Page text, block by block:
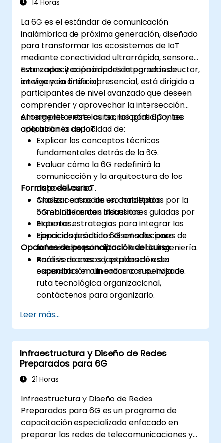
14 Horas
La 6G es el estándar de comunicación
inalámbrica de próxima generación, diseñado
para transformar los ecosistemas de IoT
mediante conectividad ultrarrápida, sensores
avanzados y capacidades integradas de
inteligencia artificial.
Esta capacitación impartida por un instructor,
en vivo y en línea o presencial, está dirigida a
participantes de nivel avanzado que deseen
comprender y aprovechar la intersección
emergente entre las tecnologías 6G y las
aplicaciones de IoT.
Al completar este curso, los participantes
adquirirán la capacidad de:
Explicar los conceptos técnicos
fundamentales detrás de la 6G.
Evaluar cómo la 6G redefinirá la
comunicación y la arquitectura de los
dispositivos IoT.
Analizar casos de uso habilitados por la
6G en diferentes industrias.
Elaborar estrategias para integrar las
capacidades de la 6G en soluciones de
IoT existentes.
Formato del curso
Clases centradas en conceptos
combinadas con discusiones guiadas por
expertos.
Ejercicios prácticos diseñados para
reforzar los principios clave de ingeniería.
Análisis de casos y exploración de
escenarios en un entorno supervisado.
Opciones de personalización del curso
Para versiones adaptadas de esta
capacitación alineadas con su hoja de
ruta tecnológica organizacional,
contáctenos para organizarlo.
Leer más...
Infraestructura y Diseño de Redes
Preparados para 6G
21 Horas
Infraestructura y Diseño de Redes
Preparados para 6G es un programa de
capacitación especializado enfocado en
preparar las redes de telecomunicaciones y